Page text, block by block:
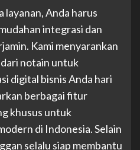
layanan, Anda harus
integrasi dan
Kami menyarankan
notain untuk
digital bisnis Anda hari
berbagai fitur
khusus untuk
di Indonesia. Selain
selalu siap membantu